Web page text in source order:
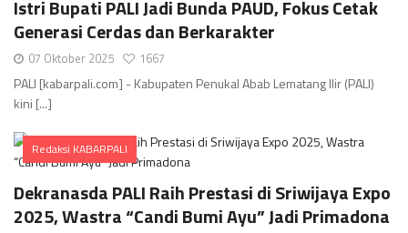
Istri Bupati PALI Jadi Bunda PAUD, Fokus Cetak
Generasi Cerdas dan Berkarakter
07 Oktober 2025 1667
PALI [kabarpali.com] - Kabupaten Penukal Abab Lematang Ilir (PALI)
kini [...]
Redaksi KABARPALI
Dekranasda PALI Raih Prestasi di Sriwijaya Expo
2025, Wastra “Candi Bumi Ayu” Jadi Primadona